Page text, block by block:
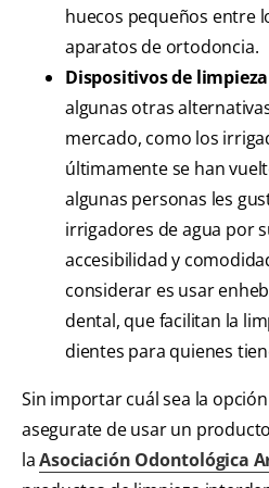
huecos pequeños entre
aparatos de ortodoncia.
Dispositivos de
algunas otras
mercado, como los
últimamente se han
algunas personas les
irrigadores de agua por
accesibilidad y
considerar es usar
dental, que facilitan la
dientes para quienes
Sin importar cuál sea la
asegurate de usar un
laAsociación Odontológica